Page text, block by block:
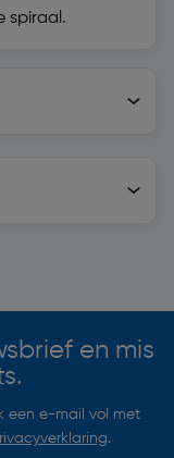
spiraal.
en mis
een e-mail vol met
.